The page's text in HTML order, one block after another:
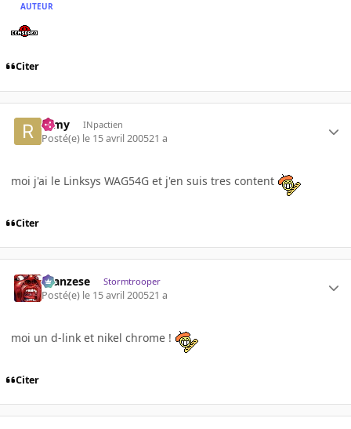
AUTEUR
Citer
ramy INpactien
Posté(e) le 15 avril 200521 a
moi j'ai le Linksys WAG54G et j'en suis tres content
Citer
ilcanzese Stormtrooper
Posté(e) le 15 avril 200521 a
moi un d-link et nikel chrome !
Citer